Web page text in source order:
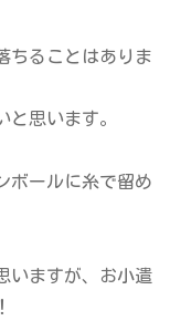
ちることはありま
思います。
ボールに糸で留め
いますが、お小遣